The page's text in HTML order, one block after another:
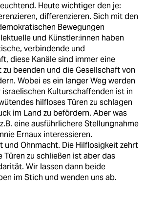
Heute wichtiger den je:
differenzieren. Sich mit den
Bewegungen
und Künstler:innen haben
verbindende und
diese Kanäle sind immer eine
zu beenden und die Gesellschaft von
Wobei es ein langer Weg werden
Kulturschaffenden ist in
hilfloses Türen zu schlagen
im Land zu befördern. Aber was
eine ausführlichere Stellungnahme
Ernaux interessieren.
und Ohnmacht. Die Hilflosigkeit zehrt
Türen zu schließen ist aber das
Wir lassen dann beide
im Stich und wenden uns ab.